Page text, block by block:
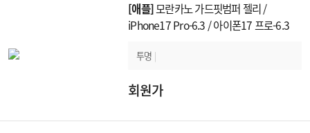
[애플]모란카노 가드핏범퍼 젤리 /
iPhone17 Pro-6.3 / 아이폰17 프로-6.3
투명 |
회원가